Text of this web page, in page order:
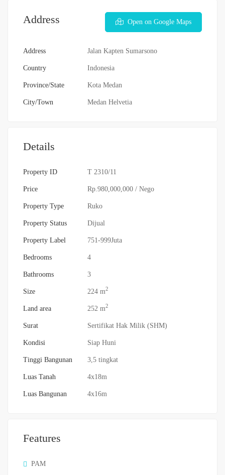
Address Open on Google Maps
Address Jalan Kapten Sumarsono
Country Indonesia
Province/State Kota Medan
City/Town Medan Helvetia
Details
Property ID T 2310/11
Price Rp.980,000,000 / Nego
Property Type Ruko
Property Status Dijual
Property Label 751-999Juta
Bedrooms 4
Bathrooms 3
Size 224 m2
Land area 252 m2
Surat Sertifikat Hak Milik (SHM)
Kondisi Siap Huni
Tinggi Bangunan 3,5 tingkat
Luas Tanah 4x18m
Luas Bangunan 4x16m
Features
PAM